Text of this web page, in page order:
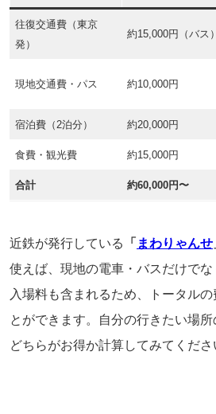
往復交通費（東京
発）
約15,000円（バス）
現地交通費・パス 約10,000円
宿泊費（2泊分） 約20,000円
食費・観光費 約15,000円
合計 約60,000円〜
近鉄が発行している 「 まわりゃんせ
使えば、現地の電車・バスだけで
入場料も含まれるため、トータル
とができます。自分の行きたい場所
どちらがお得か計算してみてくださ